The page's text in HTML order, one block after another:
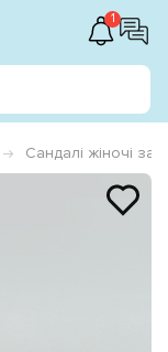
1
Сандалі жіночі